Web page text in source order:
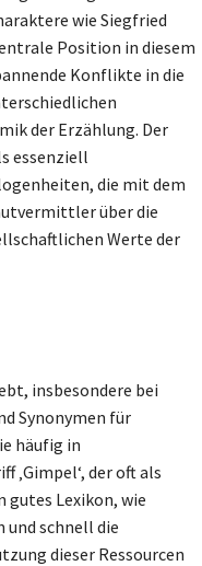
wie Siegfried
Position in diesem
Konflikte in die
der Erzählung. Der
essenziell
die mit dem
über die
Werte der
insbesondere bei
Synonymen für
häufig in
‚Gimpel‘, der oft als
gutes Lexikon, wie
und schnell die
dieser Ressourcen